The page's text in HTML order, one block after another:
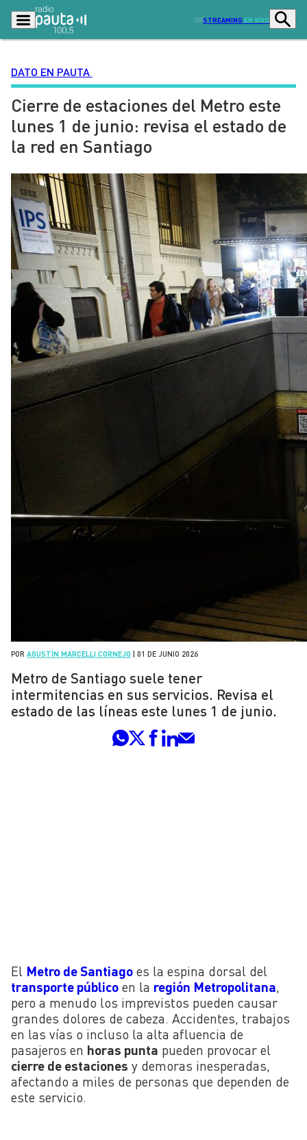
STREAMING EN VIVO
Podcasts Programas
Lo Último Actualidad
Ciudad
Radio en vivo Sostenibilidad
Tendencias Deportes
Entretención y Cultura Opinión
Dato en Pauta Señal 2
Contenido Patrocinado
DATO EN PAUTA
Cierre de estaciones del Metro este
lunes 1 de junio: revisa el estado de
la red en Santiago
POR AGUSTÍN MARCELLI CORNEJO 01 DE JUNIO 2026
Metro de Santiago suele tener
intermitencias en sus servicios. Revisa el
estado de las líneas este lunes 1 de junio.
El Metro de Santiago es la espina dorsal del
transporte público en la región Metropolitana
pero a menudo los imprevistos pueden causar
grandes dolores de cabeza. Accidentes, trabajos
en las vías o incluso la alta afluencia de
pasajeros en horas punta pueden provocar el
cierre de estaciones y demoras inesperadas,
afectando a miles de personas que dependen de
este servicio.